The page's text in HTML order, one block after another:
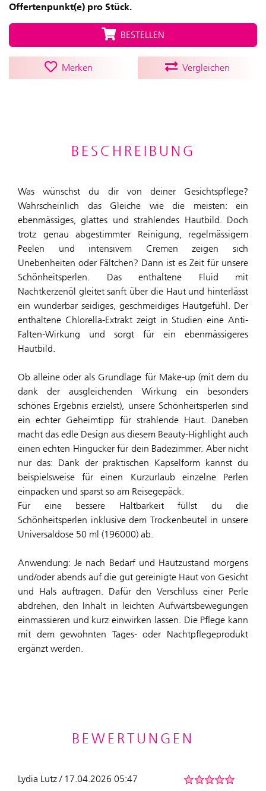
Offertenpunkt(e) pro Stück.
BESTELLEN
Merken Vergleichen
BESCHREIBUNG
Was wünschst du dir von deiner Gesichtspflege?
Wahrscheinlich das Gleiche wie die meisten: ein
ebenmässiges, glattes und strahlendes Hautbild. Doch
trotz genau abgestimmter Reinigung, regelmässigem
Peelen und intensivem Cremen zeigen sich
Unebenheiten oder Fältchen? Dann ist es Zeit für unsere
Schönheitsperlen. Das enthaltene Fluid mit
Nachtkerzenöl gleitet sanft über die Haut und hinterlässt
ein wunderbar seidiges, geschmeidiges Hautgefühl. Der
enthaltene Chlorella-Extrakt zeigt in Studien eine Anti-
Falten-Wirkung und sorgt für ein ebenmässigeres
Hautbild.
Ob alleine oder als Grundlage für Make-up (mit dem du
dank der ausgleichenden Wirkung ein besonders
schönes Ergebnis erzielst), unsere Schönheitsperlen sind
ein echter Geheimtipp für strahlende Haut. Daneben
macht das edle Design aus diesem Beauty-Highlight auch
einen echten Hingucker für dein Badezimmer. Aber nicht
nur das: Dank der praktischen Kapselform kannst du
beispielsweise für einen Kurzurlaub einzelne Perlen
einpacken und sparst so am Reisegepäck.
Für eine bessere Haltbarkeit füllst du die
Schönheitsperlen inklusive dem Trockenbeutel in unsere
Universaldose 50 ml (196000) ab.
Anwendung: Je nach Bedarf und Hautzustand morgens
und/oder abends auf die gut gereinigte Haut von Gesicht
und Hals auftragen. Dafür den Verschluss einer Perle
abdrehen, den Inhalt in leichten Aufwärtsbewegungen
einmassieren und kurz einwirken lassen. Die Pflege kann
mit dem gewohnten Tages- oder Nachtpflegeprodukt
ergänzt werden.
BEWERTUNGEN
Lydia Lutz / 17.04.2026 05:47